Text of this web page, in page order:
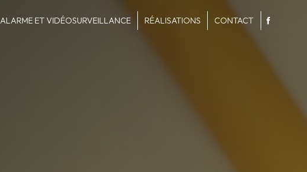
ALARME ET VIDÉOSURVEILLANCE RÉALISATIONS CONTACT